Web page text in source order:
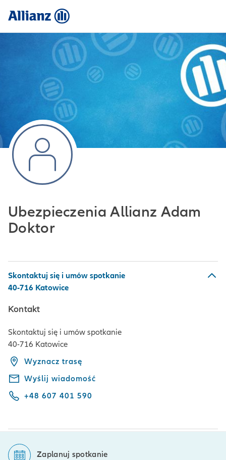
Ubezpieczenia Allianz Adam
Doktor
Skontaktuj się i umów spotkanie
40-716 Katowice
Kontakt
Skontaktuj się i umów spotkanie
40-716 Katowice
Wyznacz trasę
Wyślij wiadomość
+48 607 401 590
Zaplanuj spotkanie